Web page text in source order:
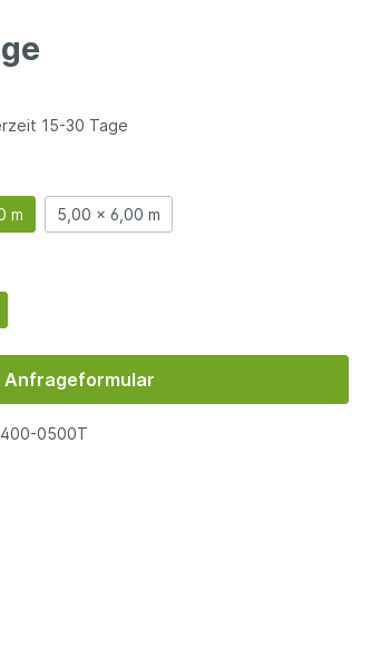
15-30 Tage
m 5,00 x 6,00 m
Anfrageformular
0500T